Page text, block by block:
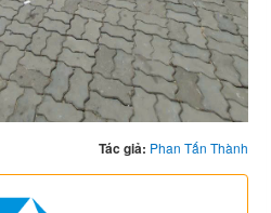
Tác giả: Phan Tấn Thành